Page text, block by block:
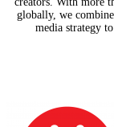
globally, we
media strategy